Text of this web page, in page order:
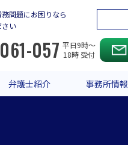
問題にお困りなら
い
057 平日9時〜
18時 受付
弁護士紹介 事務所情報